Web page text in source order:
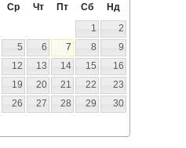
Ср Чт Пт Сб
Нд
1
2
5 6 7 8
9
12 13 14 15
16
19 20 21 22
23
26 27 28 29
30